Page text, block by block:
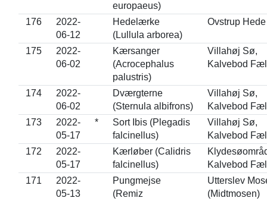
europaeus)
176
2022-
06-12
Hedelærke
(Lullula arborea)
Ovstrup Hede
175
2022-
06-02
Kærsanger
(Acrocephalus
palustris)
Villahøj Sø,
Kalvebod
174
2022-
06-02
Dværgterne
(Sternula albifrons)
Villahøj Sø,
Kalvebod
173
2022-
05-17
*
Sort Ibis (Plegadis
falcinellus)
Villahøj Sø,
Kalvebod
172
2022-
05-17
Kærløber (Calidris
falcinellus)
Kalvebod
171
2022-
05-13
Pungmejse
(Remiz
Utterslev
(Midtmosen)